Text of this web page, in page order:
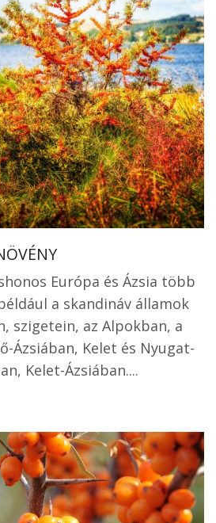
Európa és Ázsia több
a skandináv államok
szigetein, az Alpokban, a
Ázsiában, Kelet és Nyugat-
Kelet-Ázsiában....